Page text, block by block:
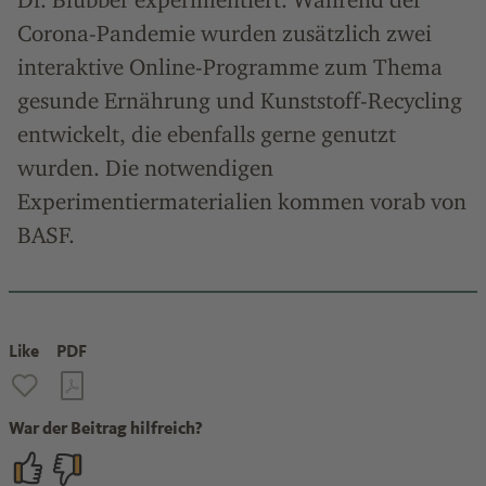
Corona-Pandemie wurden zusätzlich zwei
interaktive Online-Programme zum Thema
gesunde Ernährung und Kunststoff-Recycling
entwickelt, die ebenfalls gerne genutzt
wurden. Die notwendigen
Experimentiermaterialien kommen vorab von
BASF.
Like PDF
War der Beitrag hilfreich?